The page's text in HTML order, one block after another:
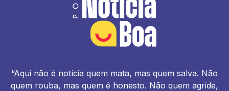
“Aqui não é notícia quem mata, mas quem salva. Não
quem rouba, mas quem é honesto. Não quem agride,